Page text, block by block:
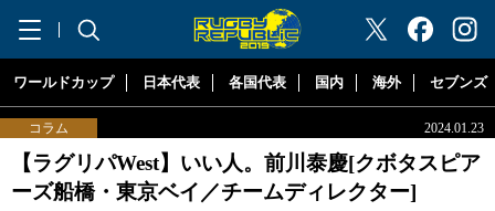
"ラグビーリパブリック"
ワールドカップ 日本代表 各国代表 国内 海外 セブンズ
コラム 2024.01.23
【ラグリパWest】いい人。前川泰慶[クボタスピア
ーズ船橋・東京ベイ／チームディレクター]